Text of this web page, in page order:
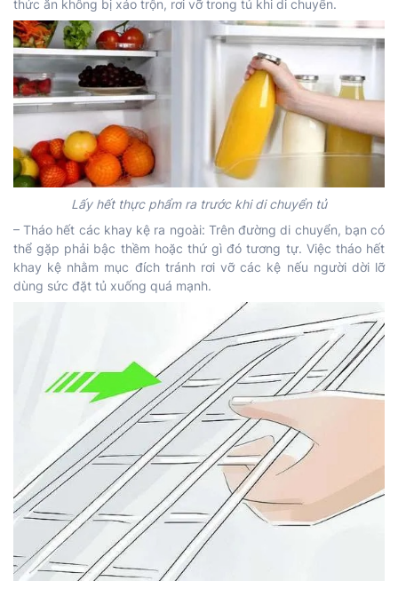
thức ăn không bị xáo trộn, rơi vỡ trong tủ khi di chuyển.
Lấy hết thực phẩm ra trước khi di chuyển tủ
– Tháo hết các khay kệ ra ngoài: Trên đường di chuyển, bạn có
thể gặp phải bậc thềm hoặc thứ gì đó tương tự. Việc tháo hết
khay kệ nhằm mục đích tránh rơi vỡ các kệ nếu người dời lỡ
dùng sức đặt tủ xuống quá mạnh.